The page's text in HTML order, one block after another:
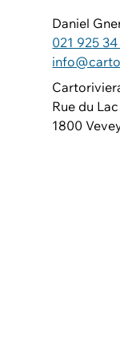
Daniel
021 925
Rue du
1800